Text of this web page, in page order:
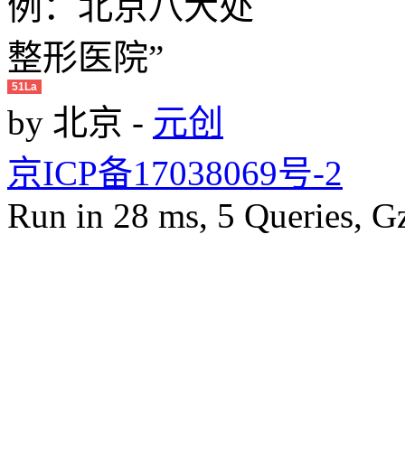
51La
by 北京 - 元创
京ICP备17038069号-2
Run in 28 ms, 5 Queries,